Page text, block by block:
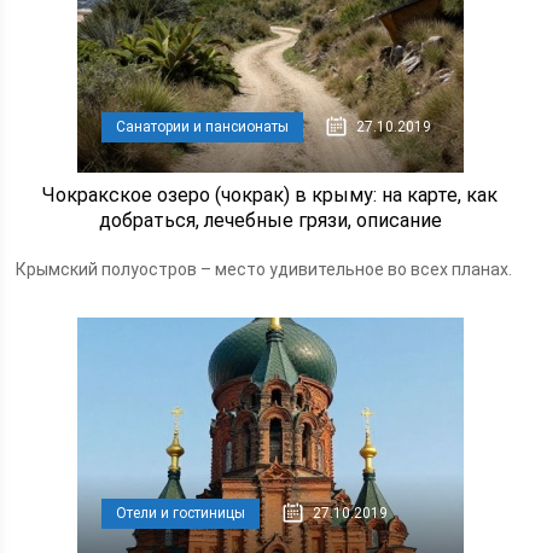
Санатории и пансионаты 27.10.2019
Чокракское озеро (чокрак) в крыму: на карте, как
добраться, лечебные грязи, описание
Крымский полуостров – место удивительное во всех планах.
Отели и гостиницы 27.10.2019